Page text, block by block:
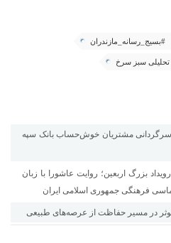
#بسیج_رسانه_مازندران
تحلیلی سبز سرخ
مشتریان خوش‌حساب بانک سپه
بزرگ اربعین؛ روایت عاشورا با زبان
فرهنگی جمهوری اسلامی ایران
در مسیر حفاظت از عرصه‌های طبیعی